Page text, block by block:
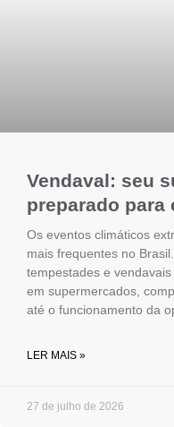
Vendaval: seu
preparado para
Os eventos climáticos
mais frequentes no
tempestades e
em supermercados,
até o funcionamento da
LER MAIS »
27 de julho de 2026